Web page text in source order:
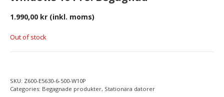
1.990,00 kr (inkl. moms)
Out of stock
SKU: Z600-E5630-6-500-W10P
Categories: Begagnade produkter, Stationära datorer